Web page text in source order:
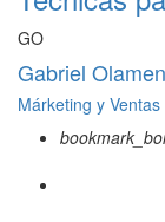
GO
Gabriel
Márketing y Ventas